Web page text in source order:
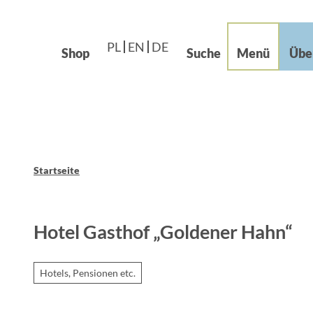
Shop PL EN DE Suche Menü
Leichte Sprache
Startseite
Hotel Gasthof „Goldener Hahn“
Hotels, Pensionen etc.